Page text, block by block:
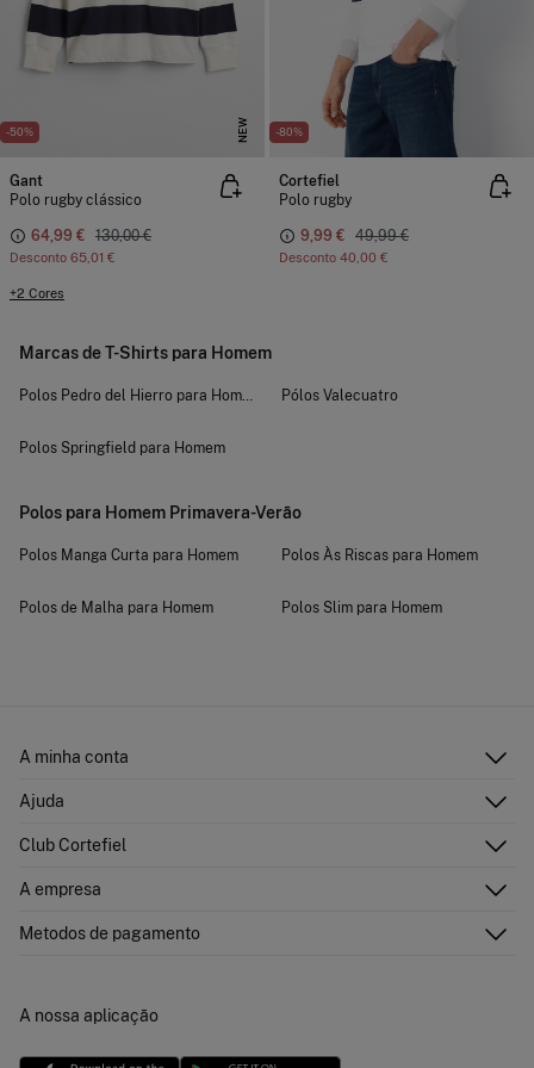
-50% NEW
Gant
Polo rugby clássico
64,99 € 130,00 €
Desconto 65,01 €
+2 Cores
-80%
Cortefiel
Polo rugby
9,99 € 49,99 €
Desconto 40,00 €
Marcas de T-Shirts para Homem
Polos Pedro del Hierro para Homem
Polos Springfield para Homem
Pólos Valecuatro
Polos para Homem Primavera-Verão
Polos Manga Curta para Homem
Polos de Malha para Homem
Polos Às Riscas para Homem
Polos Slim para Homem
A minha conta
Direções de envio
Cartão Presente Online
Cartão de pagamento
Ajuda
Perguntas frequentes
Trocas, devoluções e desistência
Club Cortefiel
A empresa
Trabalha connosco
Metodos de pagamento
A nossa aplicação